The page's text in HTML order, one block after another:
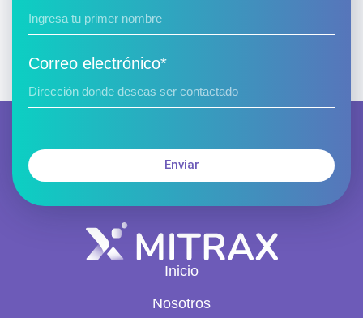
Correo electrónico*
Enviar
Inicio
Nosotros